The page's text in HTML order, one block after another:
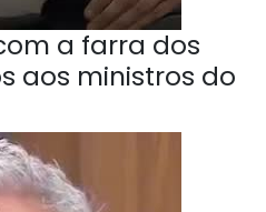
a farra dos
aos ministros do